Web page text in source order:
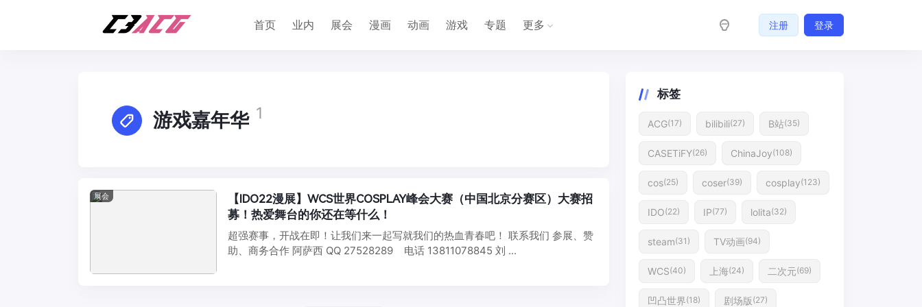
首页 业内 展会 漫画 动画 游戏 专题 更多 注册 登录
游戏嘉年华 1
展会
【IDO22漫展】WCS世界COSPLAY峰会大赛（中国北京分赛区）大赛招
募！热爱舞台的你还在等什么！
超强赛事，开战在即！让我们来一起写就我们的热血青春吧！ 联系我们 参展、赞
助、商务合作 阿萨西 QQ 27528289 电话 13811078845 刘 ...
标签
ACG(17) bilibili(27) B站(35)
CASETiFY(26) ChinaJoy(108)
cos(25) coser(39) cosplay(123)
IDO(22) IP(77) lolita(32)
steam(31) TV动画(94)
WCS(40) 上海(24) 二次元(69)
凹凸世界(18) 剧场版(27)